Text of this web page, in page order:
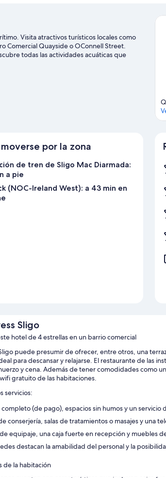
Visita atractivos turísticos locales como
Comercial Quayside o OConnell Street.
todas las actividades acuáticas que
de disfrutar de la naturaleza al aire libre con
por la zona
de tren de Sligo Mac Diarmada:
a pie
(NOC-Ireland West): a 43 min en
Sligo
hotel de 4 estrellas en un barrio comercial
puede presumir de ofrecer, entre otros, una
para descansar y relajarse. El restaurante de las
y cena. Además de tener comodidades como
gratuito de las habitaciones.
servicios:
completo (de pago), espacios sin humos y un servicio
conserjería, salas de tratamientos o masajes y una
equipaje, una caja fuerte en recepción y muebles
destacan la amabilidad del personal y la
de la habitación